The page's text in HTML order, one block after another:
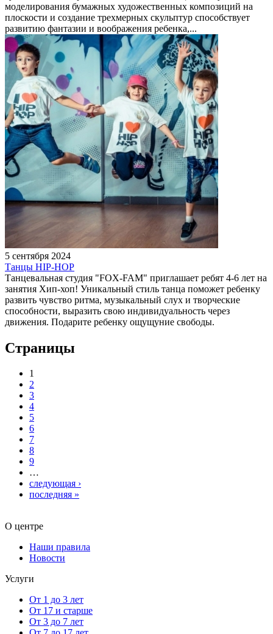
моделирования бумажных художественных композиций на
плоскости и создание трехмерных скульптур способствует
развитию фантазии и воображения ребенка,...
5 сентября 2024
Танцы HIP-HOP
Танцевальная студия "FOX-FAM" приглашает ребят 4-6 лет на
занятия Хип-хоп! Уникальный стиль танца поможет ребенку
развить чувство ритма, музыкальный слух и творческие
способности, выразить свою индивидуальность через
движения. Подарите ребенку ощущуние свободы.
Страницы
1
2
3
4
5
6
7
8
9
…
следующая ›
последняя »
О центре
Наши правила
Новости
Услуги
От 1 до 3 лет
От 17 и старше
От 3 до 7 лет